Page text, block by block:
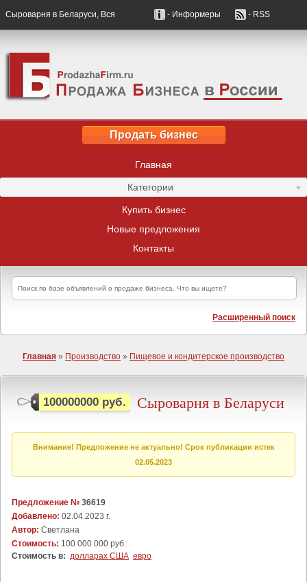
Сыроварня в Беларуси, Вся - Информеры - RSS
Продать бизнес
Главная
Категории
Купить бизнес
Новые предложения
Контакты
Расширенный поиск
Главная » Производство » Пищевое и кондитерское производство
100000000 руб. Сыроварня в Беларуси
Внимание! Предложение не актуально! Срок публикации истек
02.05.2023
Предложение № 36619
Добавлено: 02.04.2023 г.
Автор: Светлана
Стоимость: 100 000 000 руб.
Стоимость в: долларах США евро